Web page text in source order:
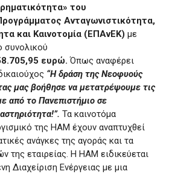
του
Ανταγωνιστικότητα,
και Καινοτομία (ΕΠΑνΕΚ) με
συνολικού
ευρώ. Όπως αναφέρει
“Η δράση της Νεοφυούς
μας βοήθησε να μετατρέψουμε τις
από το Πανεπιστήμιο σε
Τα καινοτόμα
της HAM έχουν αναπτυχθεί
ανάγκες της αγοράς και τα
της εταιρείας. Η HAM ειδικεύεται
Διαχείριση Ενέργειας με μια